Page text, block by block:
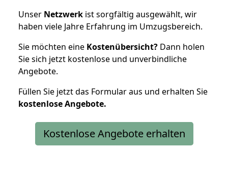
Unser Netzwerk ist sorgfältig ausgewählt, wir
haben viele Jahre Erfahrung im Umzugsbereich.
Sie möchten eine Kostenübersicht? Dann holen
Sie sich jetzt kostenlose und unverbindliche
Angebote.
Füllen Sie jetzt das Formular aus und erhalten Sie
kostenloseAngebote.
Kostenlose Angebote erhalten